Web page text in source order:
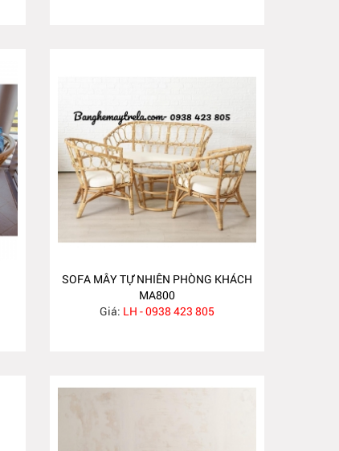
SOFA MÂY TỰ NHIÊN PHÒNG KHÁCH
MA800
Giá: LH - 0938 423 805